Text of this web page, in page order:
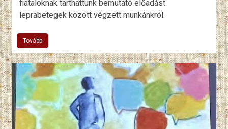
fiataloknak tarthattunk bemutató előadást
leprabetegek között végzett munkánkról.
Tovább